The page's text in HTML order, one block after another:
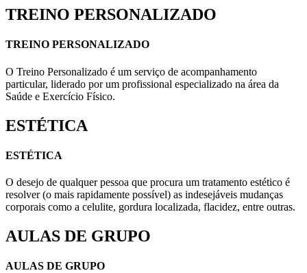
TREINO PERSONALIZADO
TREINO PERSONALIZADO
O Treino Personalizado é um serviço de acompanhamento
particular, liderado por um profissional especializado na área da
Saúde e Exercício Físico.
ESTÉTICA
ESTÉTICA
O desejo de qualquer pessoa que procura um tratamento estético é
resolver (o mais rapidamente possível) as indesejáveis mudanças
corporais como a celulite, gordura localizada, flacidez, entre outras.
AULAS DE GRUPO
AULAS DE GRUPO